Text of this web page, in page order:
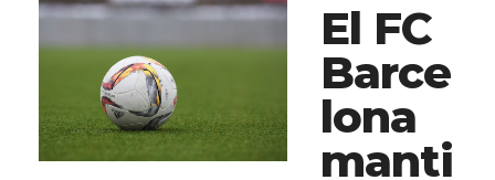
El FC
Barce
lona
manti